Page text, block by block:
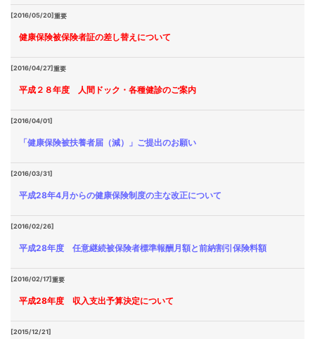
[2016/05/20]重要
健康保険被保険者証の差し替えについて
[2016/04/27]重要
平成２８年度 人間ドック・各種健診のご案内
[2016/04/01]
「健康保険被扶養者届（減）」ご提出のお願い
[2016/03/31]
平成28年4月からの健康保険制度の主な改正について
[2016/02/26]
平成28年度 任意継続被保険者標準報酬月額と前納割引保険料額
[2016/02/17]重要
平成28年度 収入支出予算決定について
[2015/12/21]